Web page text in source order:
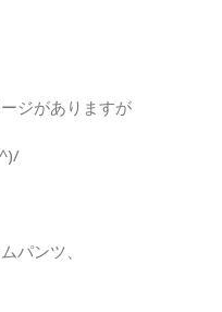
ジがありますが
パンツ、